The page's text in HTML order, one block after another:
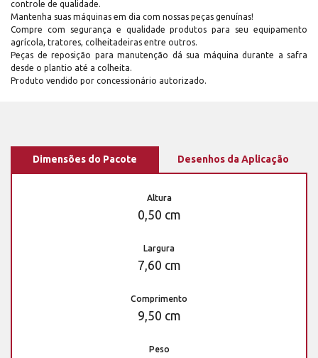
controle de qualidade.
Mantenha suas máquinas em dia com nossas peças genuínas!
Compre com segurança e qualidade produtos para seu equipamento
agrícola, tratores, colheitadeiras entre outros.
Peças de reposição para manutenção dá sua máquina durante a safra
desde o plantio até a colheita.
Produto vendido por concessionário autorizado.
Dimensões do Pacote Desenhos da Aplicação
Altura
0,50 cm
Largura
7,60 cm
Comprimento
9,50 cm
Peso